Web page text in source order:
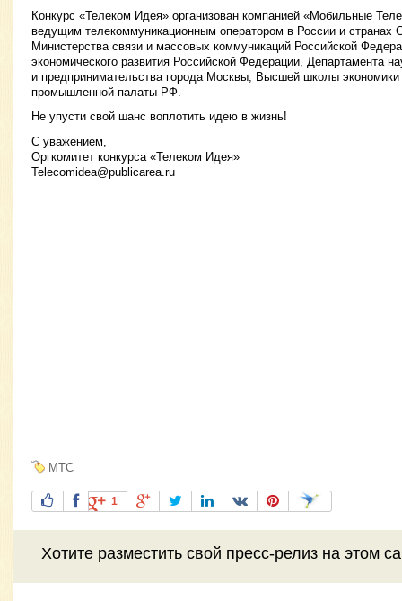
Конкурс «Телеком Идея» организован компанией «Мобильные
ведущим телекоммуникационным оператором в России и странах
Министерства связи и массовых коммуникаций Российской
экономического развития Российской Федерации, Департамента
и предпринимательства города Москвы, Высшей школы
промышленной палаты РФ.
Не упусти свой шанс воплотить идею в жизнь!
С уважением,
Оргкомитет конкурса «Телеком Идея»
Telecomidea@publicarea.ru
МТС
1
Хотите разместить свой пресс-релиз на этом